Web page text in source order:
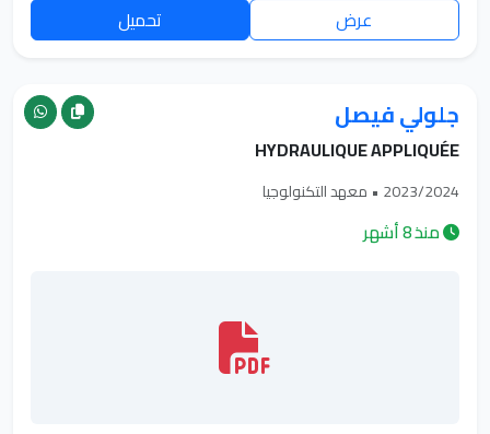
عرض تحميل
جلولي فيصل
HYDRAULIQUE APPLIQUÉE
2023/2024 • معهد التكنولوجيا
منذ 8 أشهر